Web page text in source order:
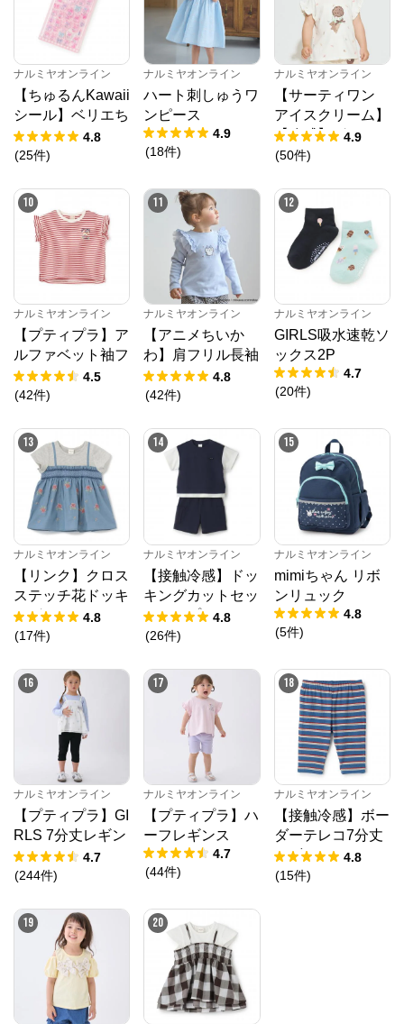
ナルミヤオンライン
【ちゅるんKawaii
シール】ベリエち
ゃん
4.8
(25件)
ナルミヤオンライン
ハート刺しゅうワ
ンピース
4.9
(18件)
ナルミヤオンライン
【サーティワン
アイスクリーム】
【冷感】グラフィ
ック半袖Tシャツ
4.9
(50件)
10
ナルミヤオンライン
【プティプラ】ア
ルファベット袖フ
リルTシャツ
4.5
(42件)
11
ナルミヤオンライン
【アニメちいか
わ】肩フリル長袖
Tシャツ
4.8
(42件)
12
ナルミヤオンライン
GIRLS吸水速乾ソ
ックス2P
4.7
(20件)
13
ナルミヤオンライン
【リンク】クロス
ステッチ花ドッキ
ングTシャツ
4.8
(17件)
14
ナルミヤオンライン
【接触冷感】ドッ
キングカットセッ
トアップ
4.8
(26件)
15
ナルミヤオンライン
mimiちゃん リボ
ンリュック
4.8
(5件)
16
ナルミヤオンライン
【プティプラ】GI
RLS 7分丈レギン
ス
4.7
(244件)
17
ナルミヤオンライン
【プティプラ】ハ
ーフレギンス
4.7
(44件)
18
ナルミヤオンライン
【接触冷感】ボー
ダーテレコ7分丈
レギンス
4.8
(15件)
19 20